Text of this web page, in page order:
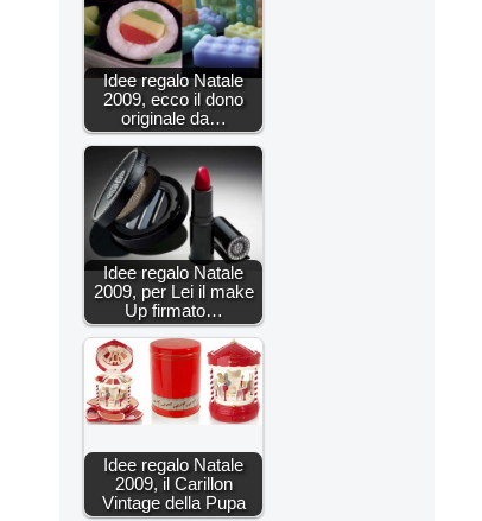
Idee regalo Natale
2009, ecco il dono
originale da…
Idee regalo Natale
2009, per Lei il make
Up firmato…
Idee regalo Natale
2009, il Carillon
Vintage della Pupa